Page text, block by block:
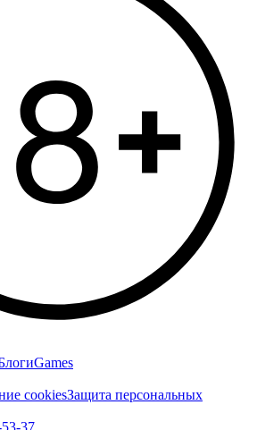
Games
cookiesЗащита персональных